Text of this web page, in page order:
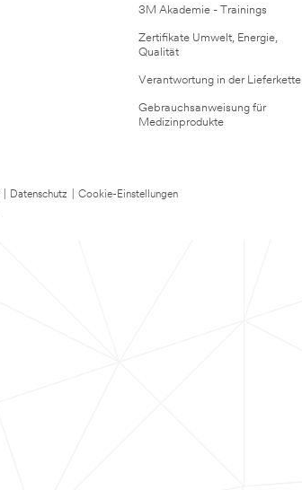
3M Akademie - Trainings
Zertifikate Umwelt, Energie,
Qualität
Verantwortung in der Lieferkette
Gebrauchsanweisung für
Medizinprodukte
Datenschutz
Cookie-Einstellungen